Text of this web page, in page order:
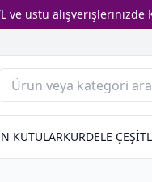
ve üstü alışverişlerinizde
KUTULARKURDELE